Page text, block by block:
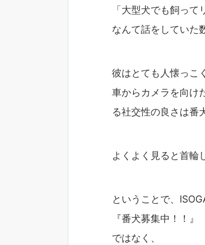
「大型犬でも飼って
なんて話をしていた
彼はとても人懐っこ
車からカメラを向け
る社交性の良さは番
よくよく見ると首輪
ということで、
『番犬募集中！！』
ではなく、